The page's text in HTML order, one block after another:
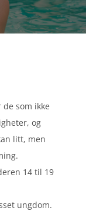
som ikke
og
litt, men
14 til 19
ungdom.